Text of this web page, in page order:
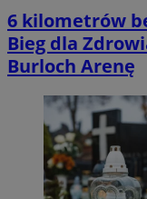
6 kilometrów
Bieg dla
Burloch Arenę